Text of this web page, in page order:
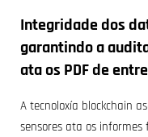
Integridade dos
garantindo a
ata os PDF de
A tecnoloxía blockchain
sensores ata os